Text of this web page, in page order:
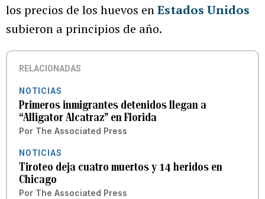
los precios de los huevos enEstados Unidos
subieron a principios de año.
RELACIONADAS
NOTICIAS
Primeros inmigrantes detenidos llegan a
“Alligator Alcatraz” en Florida
Por The Associated Press
NOTICIAS
Tiroteo deja cuatro muertos y 14 heridos en
Chicago
Por The Associated Press